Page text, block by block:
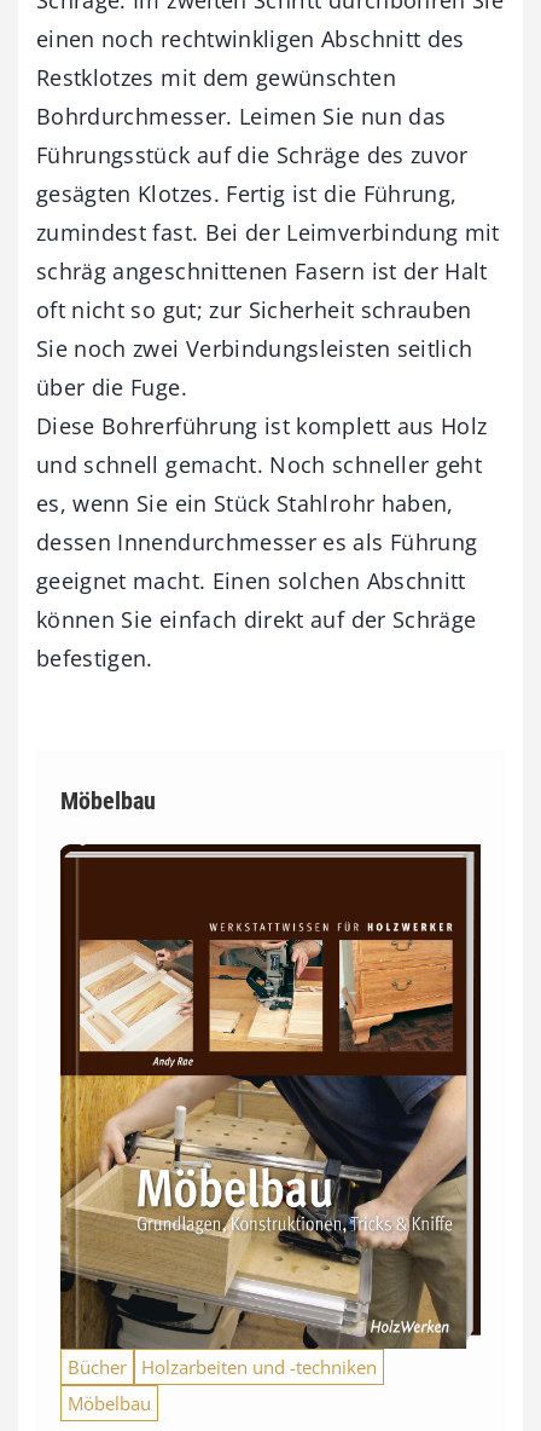
einen noch rechtwinkligen Abschnitt des
Restklotzes mit dem gewünschten
Bohrdurchmesser. Leimen Sie nun das
Führungsstück auf die Schräge des zuvor
gesägten Klotzes. Fertig ist die Führung,
zumindest fast. Bei der Leimverbindung mit
schräg angeschnittenen Fasern ist der Halt
oft nicht so gut; zur Sicherheit schrauben
Sie noch zwei Verbindungsleisten seitlich
über die Fuge.
Diese Bohrerführung ist komplett aus Holz
und schnell gemacht. Noch schneller geht
es, wenn Sie ein Stück Stahlrohr haben,
dessen Innendurchmesser es als Führung
geeignet macht. Einen solchen Abschnitt
können Sie einfach direkt auf der Schräge
befestigen.
Möbelbau
Bücher
Holzarbeiten und -techniken
Möbelbau